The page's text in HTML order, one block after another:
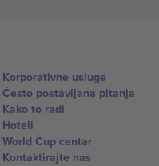
Korporativne usluge
Često postavljana pitanja
Kako to radi
Hoteli
World Cup centar
Kontaktirajte nas